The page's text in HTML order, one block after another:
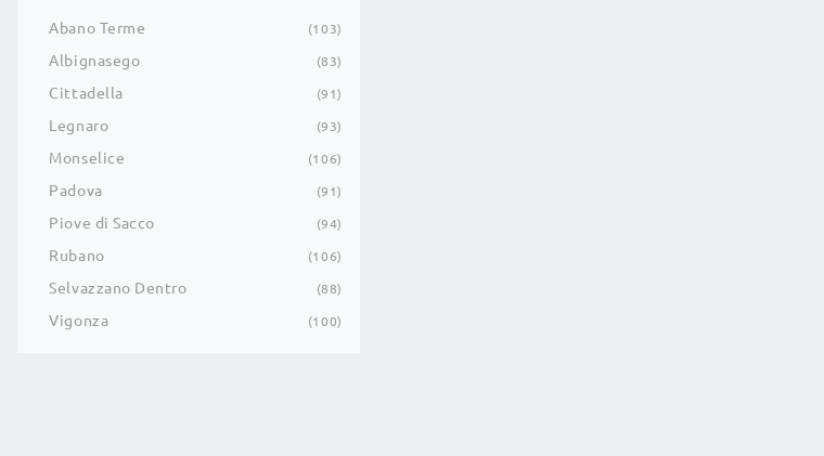
Abano Terme 103
Albignasego 83
Cittadella 91
Legnaro 93
Monselice 106
Padova 91
Piove di Sacco 94
Rubano 106
Selvazzano Dentro 88
Vigonza 100